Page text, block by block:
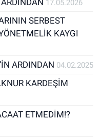
17.05.2026
SERBEST
KAYGI
ARDINDAN 04.02.2025
KARDEŞİM
ETMEDİM!?